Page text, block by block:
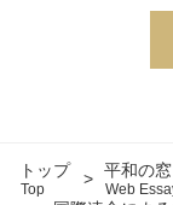
トップ
Top
平和の窓
Web